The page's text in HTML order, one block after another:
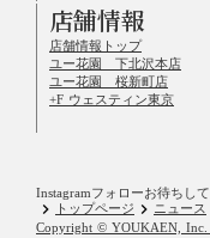
店舗情報
店舗情報トップ
ユー花園 下北沢本店
ユー花園 桜新町店
+F ウェスティン東京
Instagramフォローお待ちして
keyboard_arrow_right トップページ keyboard_arrow_right ニュース
Copyright © YOUKAEN, Inc.